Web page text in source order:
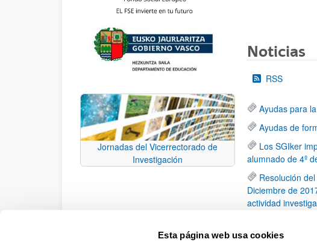
Esta página web usa cookies
Jornadas del Vicerrectorado de
Investigación
Noticias
RSS
Ayudas para
Ayudas de
Los SGIker
alumnado de 4º
Resolución
Diciembre de
actividad
Maite